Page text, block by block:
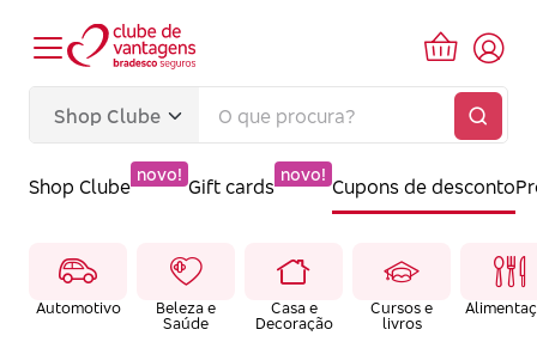
Shop Clube
novo!
Gift cards
novo!
Cupons de desconto
Automotivo
Beleza e
Saúde
Casa e
Decoração
Cursos e
livros